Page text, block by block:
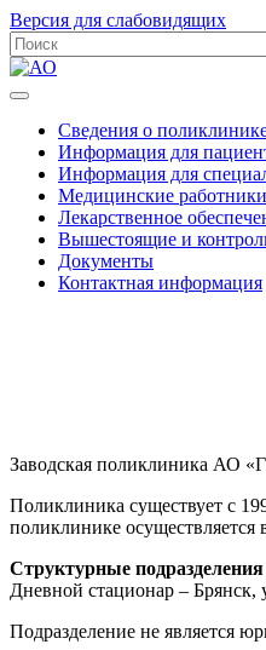
Версия для слабовидящих
Сведения о
Информация для
Информация для
Медицинские работники
Лекарственное
Вышестоящие и
Документы
Контактная информация
Заводская поликлиника АО
Поликлиника существует с
поликлинике
Структурные
Дневной стационар – Брянск,
Подразделение не является